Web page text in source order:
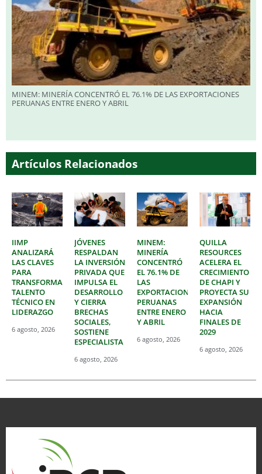
MINEM: MINERÍA CONCENTRÓ EL 76.1% DE LAS EXPORTACIONES
PERUANAS ENTRE ENERO Y ABRIL
Artículos Relacionados
IIMP
ANALIZARÁ
LAS CLAVES
PARA
TRANSFORMAR
TALENTO
TÉCNICO EN
LIDERAZGO
6 agosto, 2026
JÓVENES
RESPALDAN
LA INVERSIÓN
PRIVADA QUE
IMPULSA EL
DESARROLLO
Y CIERRA
BRECHAS
SOCIALES,
SOSTIENE
ESPECIALISTA
6 agosto, 2026
MINEM:
MINERÍA
CONCENTRÓ
EL 76.1% DE
LAS
EXPORTACIONES
PERUANAS
ENTRE ENERO
Y ABRIL
6 agosto, 2026
QUILLA
RESOURCES
ACELERA EL
CRECIMIENTO
DE CHAPI Y
PROYECTA SU
EXPANSIÓN
HACIA
FINALES DE
2029
6 agosto, 2026